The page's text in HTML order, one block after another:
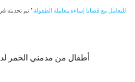
للتعامل مع قضايا إساءة معاملة الطفولة" تم تحديثه في
أطفال من مدمني الخمر